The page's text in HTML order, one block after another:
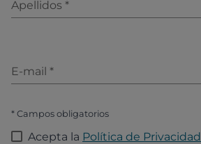
Apellidos *
E-mail *
* Campos obligatorios
Acepta la Política de Privacidad